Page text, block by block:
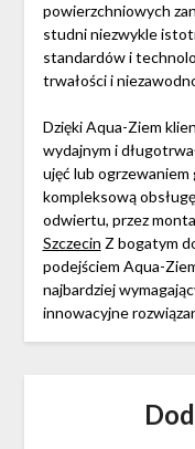
powierzchniowych
studni niezwykle
standardów i
trwałości i
Dzięki Aqua-Ziem
wydajnym i
ujęć lub
kompleksową
odwiertu, przez
Szczecin Z bogatym
podejściem Aqua-
najbardziej
innowacyjne